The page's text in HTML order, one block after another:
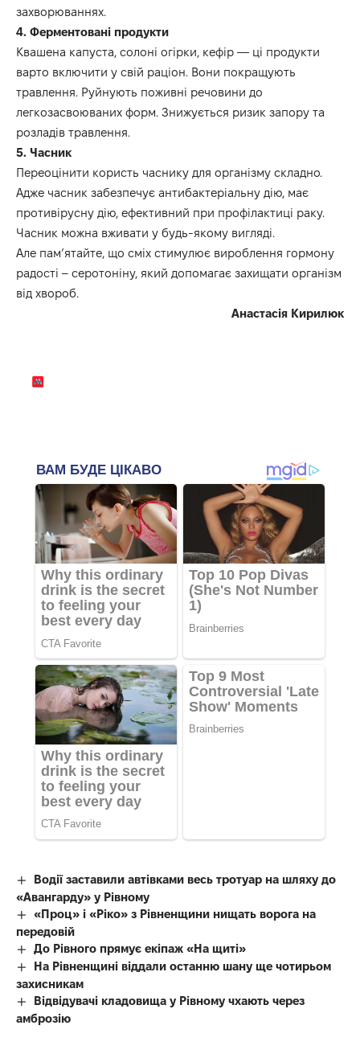
захворюваннях.
4. Ферментовані продукти
Квашена капуста, солоні огірки, кефір — ці продукти
варто включити у свій раціон. Вони покращують
травлення. Руйнують поживні речовини до
легкозасвоюваних форм. Знижується ризик запору та
розладів травлення.
5. Часник
Переоцінити користь часнику для організму складно.
Адже часник забезпечує антибактеріальну дію, має
противірусну дію, ефективний при профілактиці раку.
Часник можна вживати у будь-якому вигляді.
Але пам’ятайте, що сміх стимулює вироблення гормону
радості – серотоніну, який допомагає захищати організм
від хвороб.
Анастасія Кирилюк
Водії заставили автівками весь тротуар на шляху до
«Авангарду» у Рівному
«Проц» і «Ріко» з Рівненщини нищать ворога на
передовій
До Рівного прямує екіпаж «На щиті»
На Рівненщині віддали останню шану ще чотирьом
захисникам
Відвідувачі кладовища у Рівному чхають через
амброзію